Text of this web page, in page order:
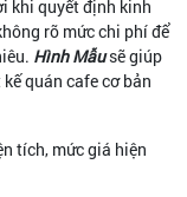
khi quyết định kinh
rõ mức chi phí để
Hình Mẫusẽ giúp
quán cafe cơ bản
tích, mức giá hiện